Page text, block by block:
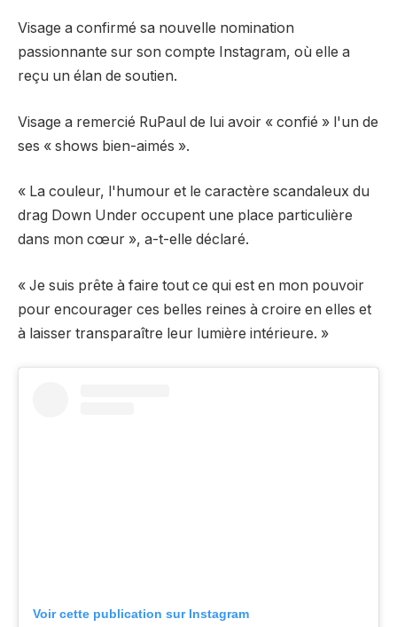
Visage a confirmé sa nouvelle nomination
passionnante sur son compte Instagram, où elle a
reçu un élan de soutien.
Visage a remercié RuPaul de lui avoir « confié » l'un de
ses « shows bien-aimés ».
« La couleur, l'humour et le caractère scandaleux du
drag Down Under occupent une place particulière
dans mon cœur », a-t-elle déclaré.
« Je suis prête à faire tout ce qui est en mon pouvoir
pour encourager ces belles reines à croire en elles et
à laisser transparaître leur lumière intérieure. »
Voir cette publication sur Instagram